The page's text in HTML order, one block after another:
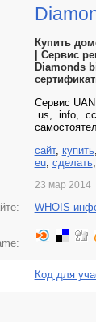
Купить
| Сервис
Diamonds
Сервис
.us, .info,
сайт, купить
eu, сделать
23 мар 2014
WHOIS
Код для